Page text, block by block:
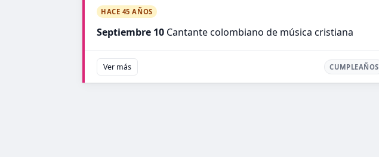
HACE 45 AÑOS
Septiembre 10 Cantante colombiano de música cristiana
Ver más CUMPLEAÑOS